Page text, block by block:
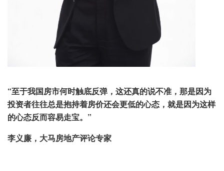
“至于我国房市何时触底反弹，这还真的说不准，那是因为
投资者往往总是抱持着房价还会更低的心态，就是因为这样
的心态反而容易走宝。”
李义廉，大马房地产评论专家